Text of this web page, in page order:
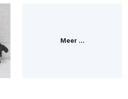
Meer ...